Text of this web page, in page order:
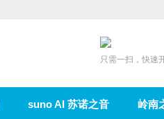
只需一扫，快速
suno AI 苏诺之音 岭南